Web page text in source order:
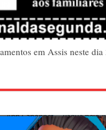
em Assis neste